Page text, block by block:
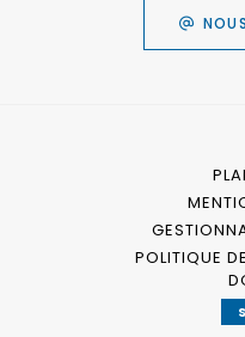
POLITIQUE